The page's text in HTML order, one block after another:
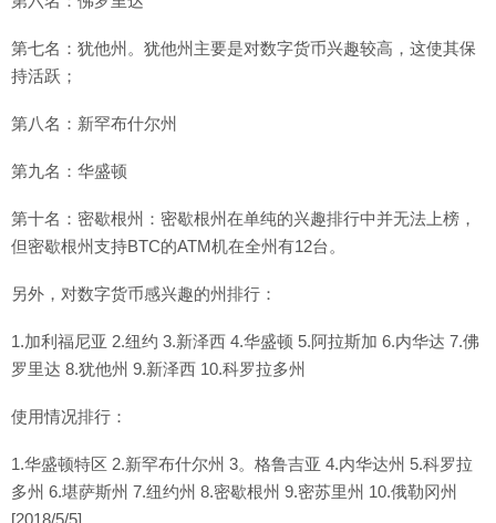
第七名：犹他州。犹他州主要是对数字货币兴趣较高，这使其保
持活跃；
第八名：新罕布什尔州
第九名：华盛顿
第十名：密歇根州：密歇根州在单纯的兴趣排行中并无法上榜，
但密歇根州支持BTC的ATM机在全州有12台。
另外，对数字货币感兴趣的州排行：
1.加利福尼亚 2.纽约 3.新泽西 4.华盛顿 5.阿拉斯加 6.内华达 7.佛
罗里达 8.犹他州 9.新泽西 10.科罗拉多州
使用情况排行：
1.华盛顿特区 2.新罕布什尔州 3。格鲁吉亚 4.内华达州 5.科罗拉
多州 6.堪萨斯州 7.纽约州 8.密歇根州 9.密苏里州 10.俄勒冈州
[2018/5/5]